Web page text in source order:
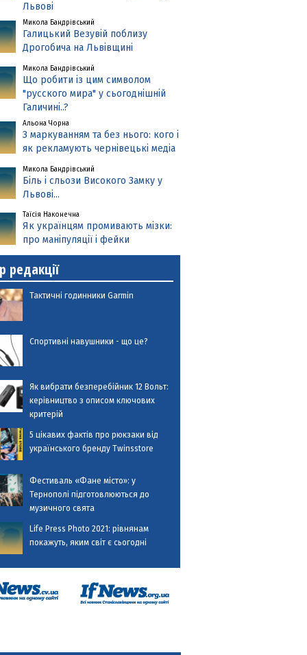
Львові
Микола Бандрівський
Галицький Везувій поблизу
Дрогобича на Львівщині
Микола Бандрівський
Що робити із цим символом
"русского мира" у сьогоднішній
Галичині..?
Альона Чорна
З маркуванням та без нього: кого і
як рекламують чернівецькі медіа
Микола Бандрівський
Біль і сльози Високого Замку у
Львові...
Таїсія Наконечна
Як українцям промивають мізки:
про маніпуляції і фейки
редакції
Тактичні годинники Garmin
Спортивні навушники - що це?
Як вибрати безперебійник 12 Вольт:
керівництво з описом ключових
критерій
5 цікавих фактів про рюкзаки від
українського бренду Twinsstore
Фестиваль «Фане місто»: у
Тернополі підготовлюються до
музичного свята
Life Press Photo 2021: рівнянам
покажуть, яким світ є сьогодні